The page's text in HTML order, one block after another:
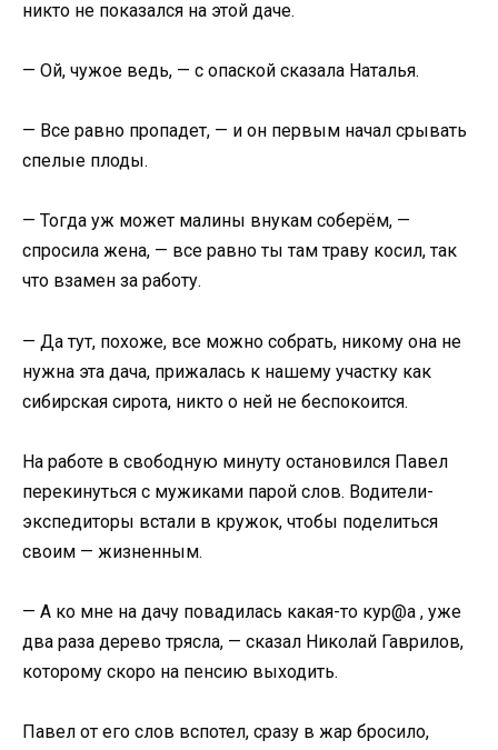
никто не показался на этой даче.
— Ой, чужое ведь, — с опаской сказала Наталья.
— Все равно пропадет, — и он первым начал срывать
спелые плоды.
— Тогда уж может малины внукам соберём, —
спросила жена, — все равно ты там траву косил, так
что взамен за работу.
— Да тут, похоже, все можно собрать, никому она не
нужна эта дача, прижалась к нашему участку как
сибирская сирота, никто о ней не беспокоится.
На работе в свободную минуту остановился Павел
перекинуться с мужиками парой слов. Водители-
экспедиторы встали в кружок, чтобы поделиться
своим — жизненным.
— А ко мне на дачу повадилась какая-то кур@а , уже
два раза дерево трясла, — сказал Николай Гаврилов,
которому скоро на пенсию выходить.
Павел от его слов вспотел, сразу в жар бросило,